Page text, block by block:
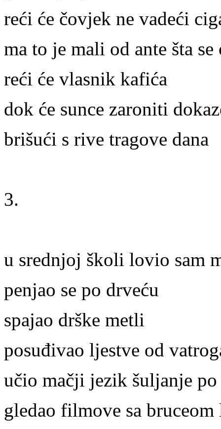
reći će čovjek ne vadeći
ma to je mali od ante šta
reći će vlasnik kafića
dok će sunce zaroniti
brišući s rive tragove dana
3.
u srednjoj školi lovio sam
penjao se po drveću
spajao drške metli
posuđivao ljestve od
učio mačji jezik šuljanje
gledao filmove sa bruceom